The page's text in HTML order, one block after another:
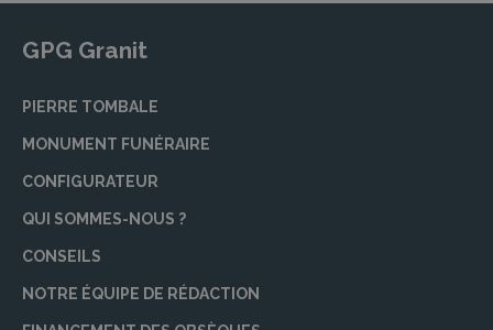
GPG Granit
PIERRE TOMBALE
MONUMENT FUNÉRAIRE
CONFIGURATEUR
QUI SOMMES-NOUS ?
CONSEILS
NOTRE ÉQUIPE DE RÉDACTION